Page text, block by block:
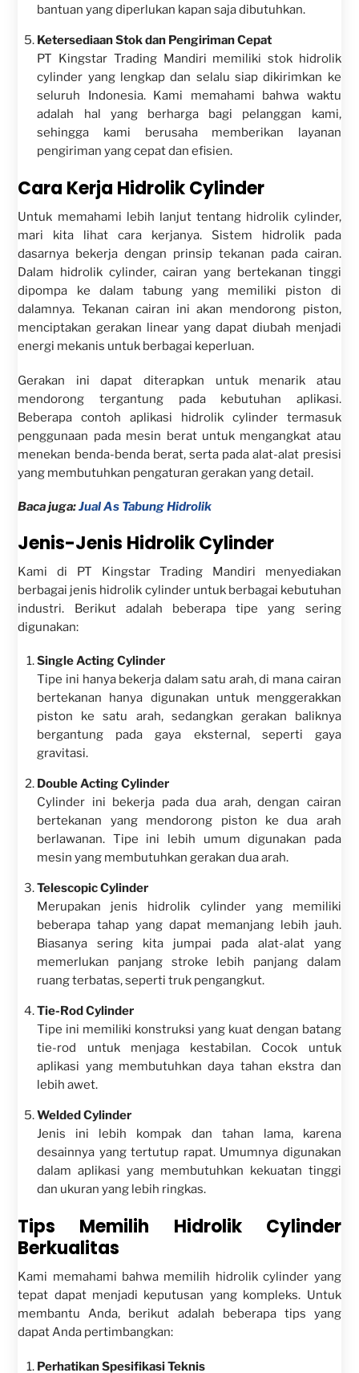
bantuan yang diperlukan kapan saja dibutuhkan.
Ketersediaan Stok dan Pengiriman Cepat
PT Kingstar Trading Mandiri memiliki stok hidrolik
cylinder yang lengkap dan selalu siap dikirimkan ke
seluruh Indonesia. Kami memahami bahwa waktu
adalah hal yang berharga bagi pelanggan kami,
sehingga kami berusaha memberikan layanan
pengiriman yang cepat dan efisien.
Cara Kerja Hidrolik Cylinder
Untuk memahami lebih lanjut tentang hidrolik cylinder,
mari kita lihat cara kerjanya. Sistem hidrolik pada
dasarnya bekerja dengan prinsip tekanan pada cairan.
Dalam hidrolik cylinder, cairan yang bertekanan tinggi
dipompa ke dalam tabung yang memiliki piston di
dalamnya. Tekanan cairan ini akan mendorong piston,
menciptakan gerakan linear yang dapat diubah menjadi
energi mekanis untuk berbagai keperluan.
Gerakan ini dapat diterapkan untuk menarik atau
mendorong tergantung pada kebutuhan aplikasi.
Beberapa contoh aplikasi hidrolik cylinder termasuk
penggunaan pada mesin berat untuk mengangkat atau
menekan benda-benda berat, serta pada alat-alat presisi
yang membutuhkan pengaturan gerakan yang detail.
Baca juga:Jual As Tabung Hidrolik
Jenis-Jenis Hidrolik Cylinder
Kami di PT Kingstar Trading Mandiri menyediakan
berbagai jenis hidrolik cylinder untuk berbagai kebutuhan
industri. Berikut adalah beberapa tipe yang sering
digunakan:
Single Acting Cylinder
Tipe ini hanya bekerja dalam satu arah, di mana cairan
bertekanan hanya digunakan untuk menggerakkan
piston ke satu arah, sedangkan gerakan baliknya
bergantung pada gaya eksternal, seperti gaya
gravitasi.
Double Acting Cylinder
Cylinder ini bekerja pada dua arah, dengan cairan
bertekanan yang mendorong piston ke dua arah
berlawanan. Tipe ini lebih umum digunakan pada
mesin yang membutuhkan gerakan dua arah.
Telescopic Cylinder
Merupakan jenis hidrolik cylinder yang memiliki
beberapa tahap yang dapat memanjang lebih jauh.
Biasanya sering kita jumpai pada alat-alat yang
memerlukan panjang stroke lebih panjang dalam
ruang terbatas, seperti truk pengangkut.
Tie-Rod Cylinder
Tipe ini memiliki konstruksi yang kuat dengan batang
tie-rod untuk menjaga kestabilan. Cocok untuk
aplikasi yang membutuhkan daya tahan ekstra dan
lebih awet.
Welded Cylinder
Jenis ini lebih kompak dan tahan lama, karena
desainnya yang tertutup rapat. Umumnya digunakan
dalam aplikasi yang membutuhkan kekuatan tinggi
dan ukuran yang lebih ringkas.
Tips Memilih Hidrolik Cylinder
Berkualitas
Kami memahami bahwa memilih hidrolik cylinder yang
tepat dapat menjadi keputusan yang kompleks. Untuk
membantu Anda, berikut adalah beberapa tips yang
dapat Anda pertimbangkan:
Perhatikan Spesifikasi Teknis